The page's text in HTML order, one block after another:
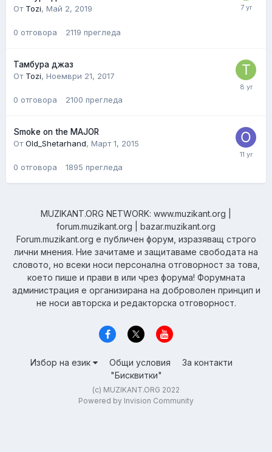
От Tozi, Май 2, 2019
0 отговора 2119 прегледа
Тамбура джаз
От Tozi, Ноември 21, 2017
0 отговора 2100 прегледа
Smoke on the MAJOR
ОтOld_Shetarhand, Март 1, 2015
0 отговора 1895 прегледа
MUZIKANT.ORG NETWORK: www.muzikant.org |
forum.muzikant.org | bazar.muzikant.org
Forum.muzikant.org е публичен форум, изразяващ строго
лични мнения. Ние зачитаме и защитаваме свободата на
словото, но всеки носи персонална отговорност за това,
което пише и прави в или чрез форума! Форумната
администрация е организирана на доброволен принцип и
не носи авторска и редакторска отговорност.
Избор на език Общи условия
За контакти
"Бисквитки"
(c) MUZIKANT.ORG 2022
Powered by Invision Community